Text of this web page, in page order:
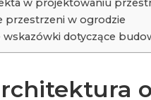
w projektowaniu
przestrzeni w ogrodzie
wskazówki dotyczące